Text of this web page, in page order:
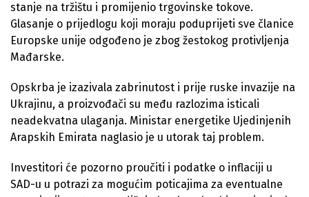
stanje na tržištu i promijenio trgovinske tokove.
Glasanje o prijedlogu koji moraju poduprijeti sve članice
Europske unije odgođeno je zbog žestokog protivljenja
Mađarske.
Opskrba je izazivala zabrinutost i prije ruske invazije na
Ukrajinu, a proizvođači su među razlozima isticali
neadekvatna ulaganja. Ministar energetike Ujedinjenih
Arapskih Emirata naglasio je u utorak taj problem.
Investitori će pozorno proučiti i podatke o inflaciji u
SAD-u u potrazi za mogućim poticajima za eventualne